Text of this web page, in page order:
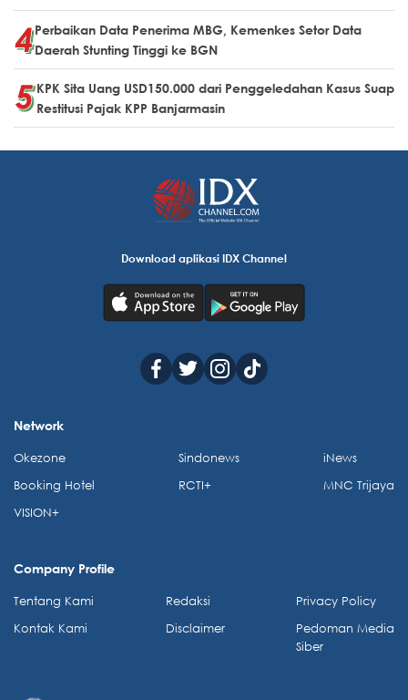
Perbaikan Data Penerima MBG, Kemenkes Setor Data
Daerah Stunting Tinggi ke BGN
KPK Sita Uang USD150.000 dari Penggeledahan Kasus Suap
Restitusi Pajak KPP Banjarmasin
Download aplikasi IDX Channel
Network
Okezone
Booking Hotel
VISION+
Sindonews
RCTI+
iNews
MNC Trijaya
Company Profile
Tentang Kami
Kontak Kami
Redaksi
Disclaimer
Privacy Policy
Pedoman Media
Siber